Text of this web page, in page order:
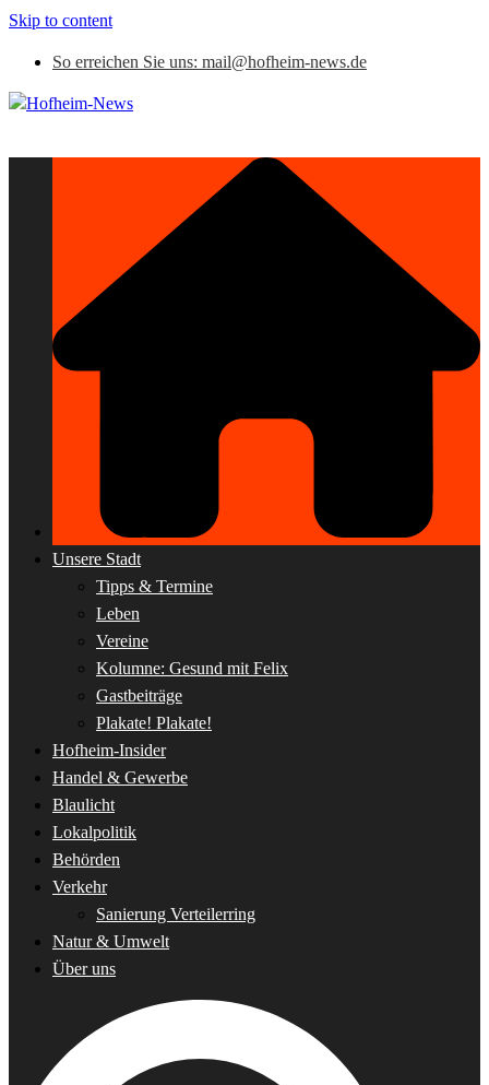
Skip to content
So erreichen Sie uns: mail@hofheim-news.de
Unsere Stadt
Tipps & Termine
Leben
Vereine
Kolumne: Gesund mit Felix
Gastbeiträge
Plakate! Plakate!
Hofheim-Insider
Handel & Gewerbe
Blaulicht
Lokalpolitik
Behörden
Verkehr
Sanierung Verteilerring
Natur & Umwelt
Über uns